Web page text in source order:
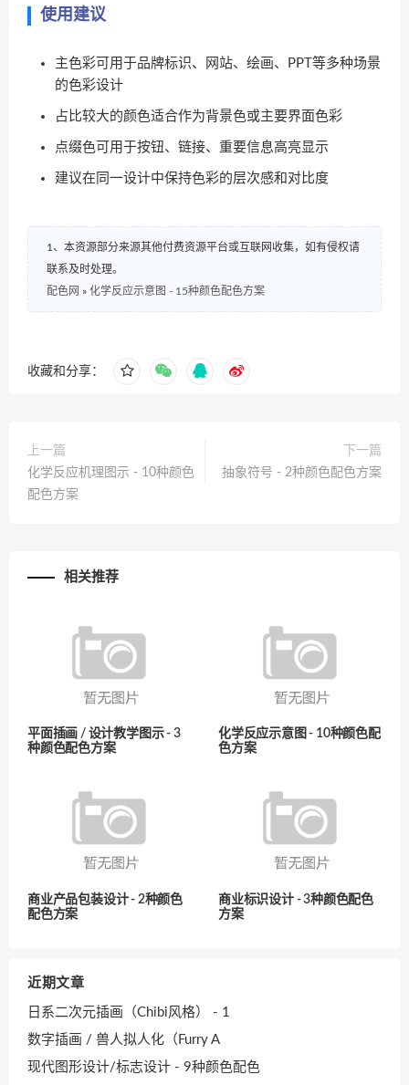
使用建议
主色彩可用于品牌标识、网站、绘画、PPT等多种场景
的色彩设计
占比较大的颜色适合作为背景色或主要界面色彩
点缀色可用于按钮、链接、重要信息高亮显示
建议在同一设计中保持色彩的层次感和对比度
1、本资源部分来源其他付费资源平台或互联网收集，如有侵权请
联系及时处理。
配色网 » 化学反应示意图 - 15种颜色配色方案
收藏和分享：
上一篇
化学反应机理图示 - 10种颜色
配色方案
下一篇
抽象符号 - 2种颜色配色方案
相关推荐
平面插画 / 设计教学图示 - 3
种颜色配色方案
化学反应示意图 - 10种颜色配
色方案
商业产品包装设计 - 2种颜色
配色方案
商业标识设计 - 3种颜色配色
方案
近期文章
日系二次元插画（Chibi风格） - 1
数字插画 / 兽人拟人化（Furry A
现代图形设计/标志设计 - 9种颜色配色